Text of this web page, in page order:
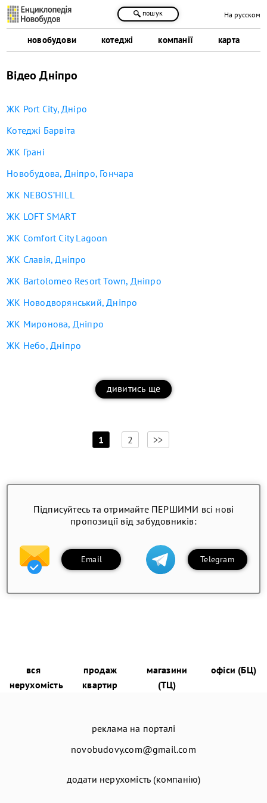
новобудови котеджі компанії карта
пошук На русском
Відео Дніпро
ЖК Port City, Дніро
Котеджі Барвіта
ЖК Грані
Новобудова, Дніпро, Гончара
ЖК NEBOS’HILL
ЖК LOFT SMART
ЖК Comfort City Lagoon
ЖК Славія, Дніпро
ЖК Bartolomeo Resort Town, Дніпро
ЖК Новодворянський, Дніпро
ЖК Миронова, Дніпро
ЖК Небо, Дніпро
дивитись ще
[
1 2 >>
Підписуйтесь та отримайте ПЕРШИМИ всі нові
пропозиції від забудовників:
Email Telegram
вся
нерухомість
продаж
квартир
магазини
(ТЦ)
офіси (БЦ)
реклама на порталі
novobudovy.com@gmail.com
додати нерухомість (компанію)